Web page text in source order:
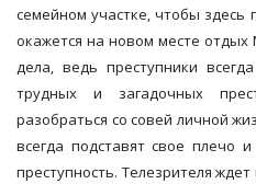
семейном участке, чтобы здесь
окажется на новом месте
дела, ведь преступники
трудных и загадочных
разобраться со совей личной
всегда подставят свое плечо
преступность. Телезрителя